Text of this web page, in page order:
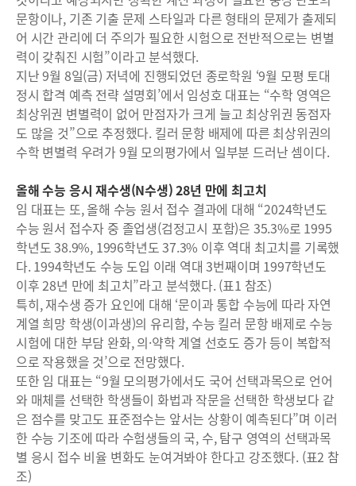
문항이나, 기존 기출 문제 스타일과 다른 형태의 문제가 출제되
어 시간 관리에 더 주의가 필요한 시험으로 전반적으로는 변별
력이 갖춰진 시험”이라고 분석했다.
지난 9월 8일(금) 저녁에 진행되었던 종로학원 ‘9월 모평 토대
정시 합격 예측 전략 설명회’에서 임성호 대표는 “수학 영역은
최상위권 변별력이 없어 만점자가 크게 늘고 최상위권 동점자
도 많을 것”으로 추정했다. 킬러 문항 배제에 따른 최상위권의
수학 변별력 우려가 9월 모의평가에서 일부분 드러난 셈이다.
올해 수능 응시 재수생(N수생) 28년 만에 최고치
임 대표는 또, 올해 수능 원서 접수 결과에 대해 “2024학년도
수능 원서 접수자 중 졸업생(검정고시 포함)은 35.3%로 1995
학년도 38.9%, 1996학년도 37.3% 이후 역대 최고치를 기록했
다. 1994학년도 수능 도입 이래 역대 3번째이며 1997학년도
이후 28년 만에 최고치”라고 분석했다. (표1 참조)
특히, 재수생 증가 요인에 대해 ‘문이과 통합 수능에 따라 자연
계열 희망 학생(이과생)의 유리함, 수능 킬러 문항 배제로 수능
시험에 대한 부담 완화, 의·약학 계열 선호도 증가 등이 복합적
으로 작용했을 것’으로 전망했다.
또한 임 대표는 “9월 모의평가에서도 국어 선택과목으로 언어
와 매체를 선택한 학생들이 화법과 작문을 선택한 학생보다 같
은 점수를 맞고도 표준점수는 앞서는 상황이 예측된다”며 이러
한 수능 기조에 따라 수험생들의 국, 수, 탐구 영역의 선택과목
별 응시 접수 비율 변화도 눈여겨봐야 한다고 강조했다. (표2 참
조)